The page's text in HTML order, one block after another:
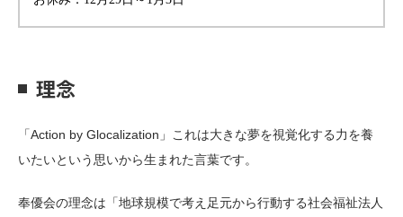
理念
「Action by Glocalization」これは大きな夢を視覚化する力を養
いたいという思いから生まれた言葉です。
奉優会の理念は「地球規模で考え足元から行動する社会福祉法人